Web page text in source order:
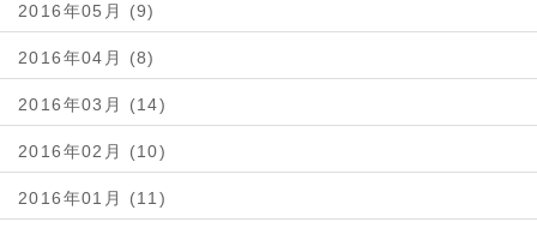
2016年05月 (9)
2016年04月 (8)
2016年03月 (14)
2016年02月 (10)
2016年01月 (11)